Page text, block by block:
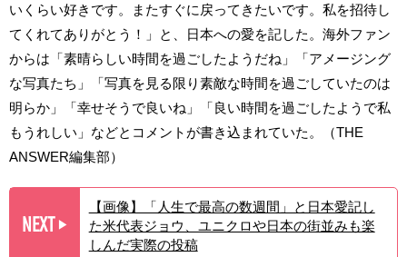
いくらい好きです。またすぐに戻ってきたいです。私を招待し
てくれてありがとう！」と、日本への愛を記した。海外ファン
からは「素晴らしい時間を過ごしたようだね」「アメージング
な写真たち」「写真を見る限り素敵な時間を過ごしていたのは
明らか」「幸せそうで良いね」「良い時間を過ごしたようで私
もうれしい」などとコメントが書き込まれていた。（THE
ANSWER編集部）
NEXT ▶︎
【画像】「人生で最高の数週間」と日本愛記し
た米代表ジョウ、ユニクロや日本の街並みも楽
しんだ実際の投稿